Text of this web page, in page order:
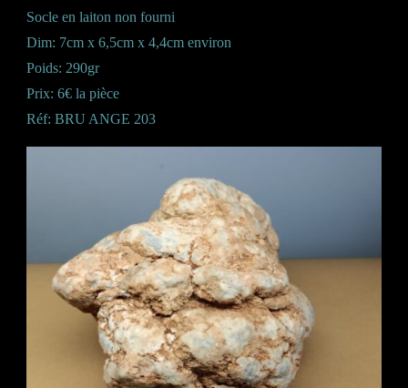
Socle en laiton non fourni
Dim: 7cm x 6,5cm x 4,4cm environ
Poids: 290gr
Prix: 6€ la pièce
Réf: BRU ANGE 203